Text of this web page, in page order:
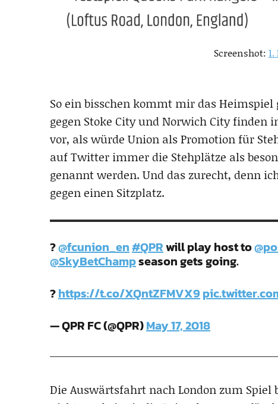
Screenshot:
So ein bisschen kommt mir das Heimspiel
gegen Stoke City und Norwich City
vor, als würde Union als Promotion für
auf Twitter immer die Stehplätze als
genannt werden. Und das zurecht, denn
gegen einen Sitzplatz.
?@fcunion_en#QPRwill play host to
@SkyBetChampseason gets going.
?https://t.co/XQntZFMVX9
— QPR FC (@QPR)May 17, 2018
Die Auswärtsfahrt nach London zum Spiel